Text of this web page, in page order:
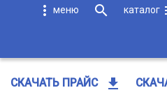
more_vert search
СКАЧАТЬ ПРАЙС get_app